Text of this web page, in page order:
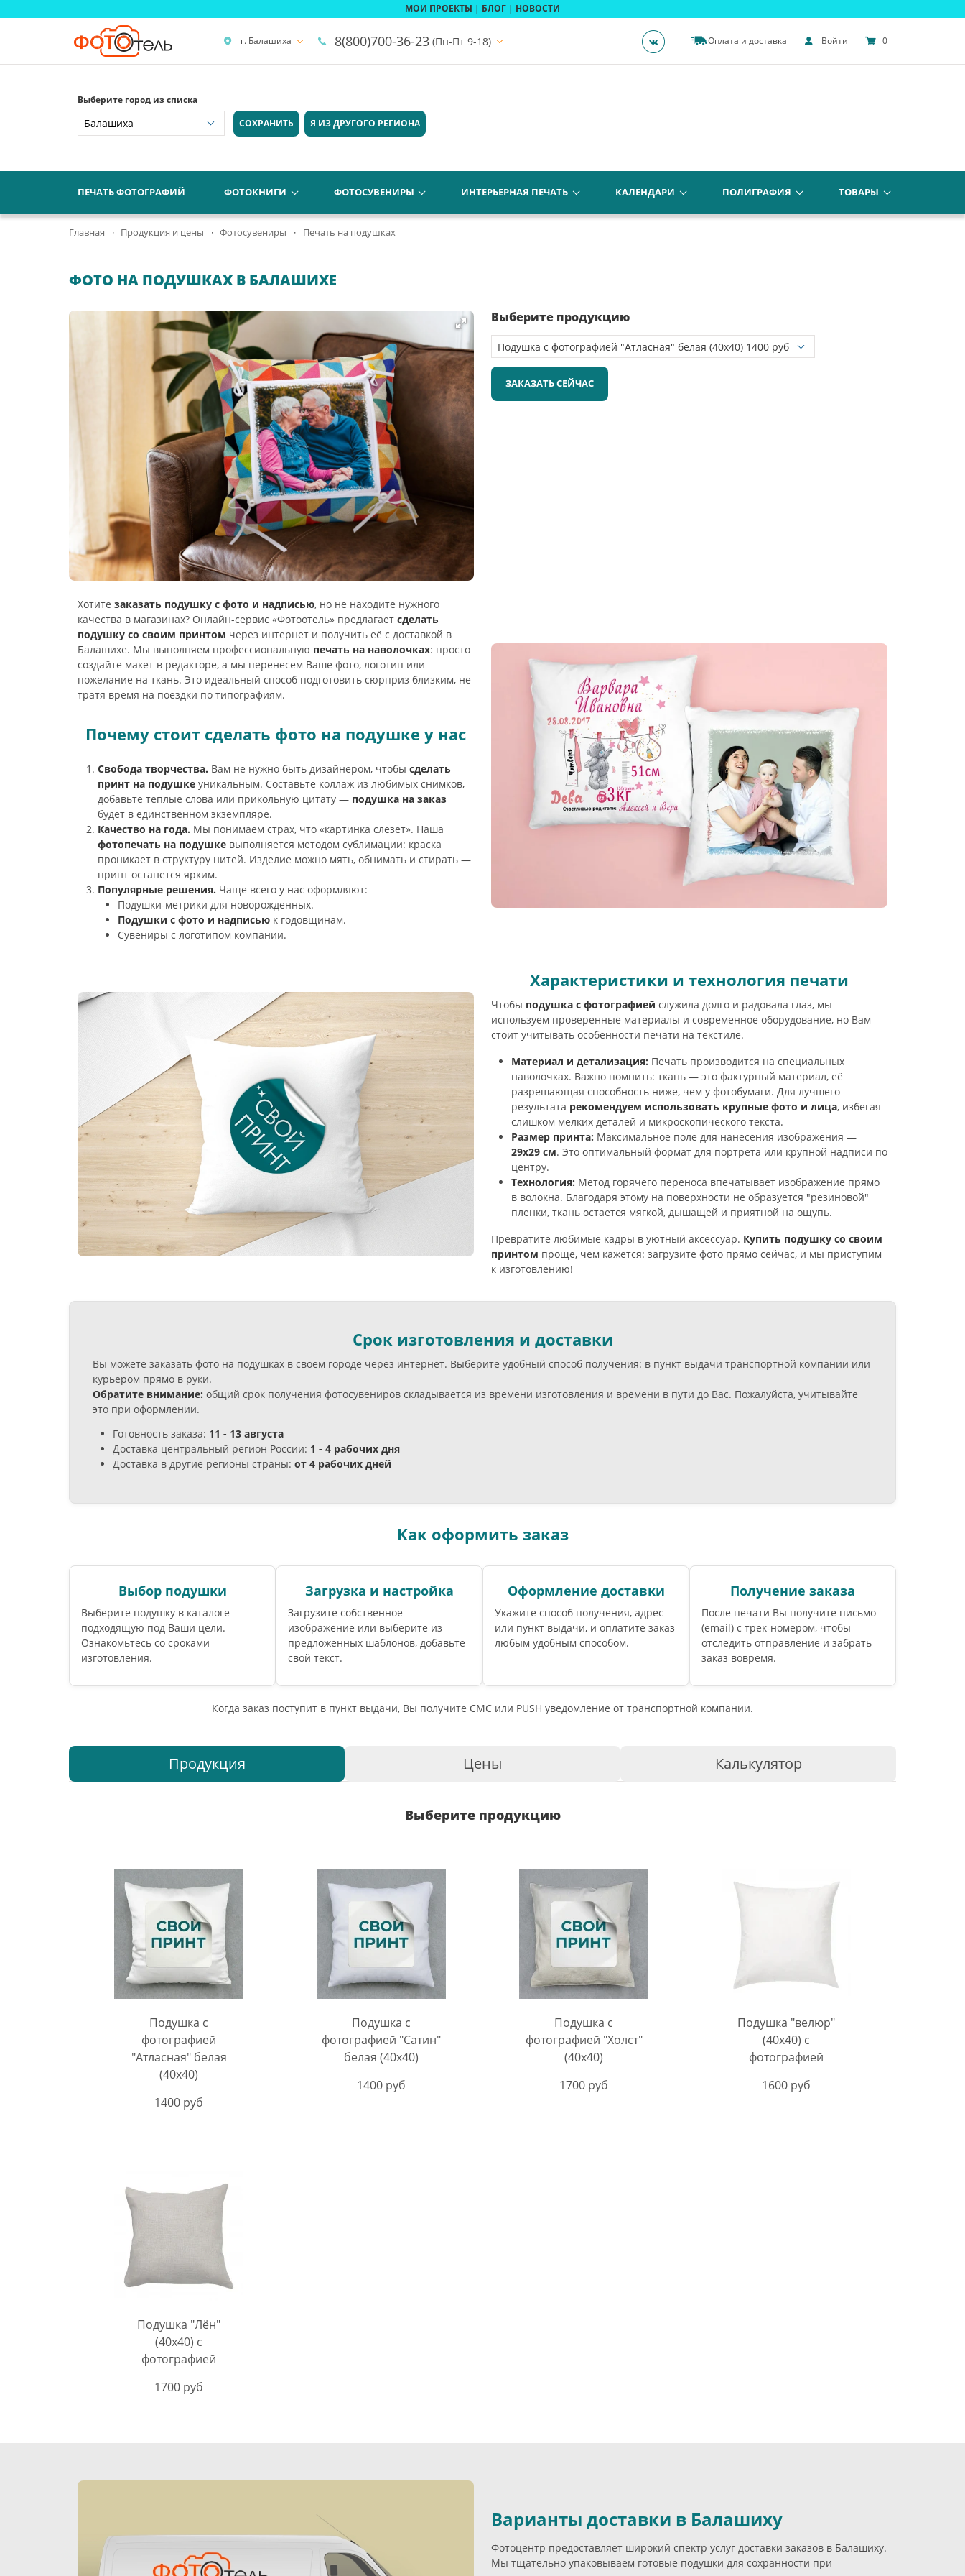
МОИ ПРОЕКТЫ | БЛОГ | НОВОСТИ
г. Балашиха 8(800)700-36-23 (Пн-Пт 9-18) Оплата и доставка Войти 0
Выберите город из списка
СОХРАНИТЬ
Я ИЗ ДРУГОГО РЕГИОНА
ПЕЧАТЬ ФОТОГРАФИЙ ФОТОКНИГИ ФОТОСУВЕНИРЫ ИНТЕРЬЕРНАЯ ПЕЧАТЬ КАЛЕНДАРИ ПОЛИГРАФИЯ ТОВАРЫ
Главная Продукция и цены Фотосувениры Печать на подушках
ФОТО НА ПОДУШКАХ В БАЛАШИХЕ
Выберите продукцию
ЗАКАЗАТЬ СЕЙЧАС
Хотите заказать подушку с фото и надписью, но не находите нужного
качества в магазинах? Онлайн-сервис «Фотоотель» предлагает сделать
подушку со своим принтом через интернет и получить её с доставкой в
Балашихе. Мы выполняем профессиональную печать на наволочках: просто
создайте макет в редакторе, а мы перенесем Ваше фото, логотип или
пожелание на ткань. Это идеальный способ подготовить сюрприз близким, не
тратя время на поездки по типографиям.
Почему стоит сделать фото на подушке у нас
Свобода творчества. Вам не нужно быть дизайнером, чтобы сделать
принт на подушке уникальным. Составьте коллаж из любимых снимков,
добавьте теплые слова или прикольную цитату — подушка на заказ
будет в единственном экземпляре.
Качество на года. Мы понимаем страх, что «картинка слезет». Наша
фотопечать на подушке выполняется методом сублимации: краска
проникает в структуру нитей. Изделие можно мять, обнимать и стирать —
принт останется ярким.
Популярные решения. Чаще всего у нас оформляют:
Подушки-метрики для новорожденных.
Подушки с фото и надписью к годовщинам.
Сувениры с логотипом компании.
Характеристики и технология печати
Чтобы подушка с фотографией служила долго и радовала глаз, мы
используем проверенные материалы и современное оборудование, но Вам
стоит учитывать особенности печати на текстиле.
Материал и детализация: Печать производится на специальных
наволочках. Важно помнить: ткань — это фактурный материал, её
разрешающая способность ниже, чем у фотобумаги. Для лучшего
результата рекомендуем использовать крупные фото и лица, избегая
слишком мелких деталей и микроскопического текста.
Размер принта: Максимальное поле для нанесения изображения —
29х29 см. Это оптимальный формат для портрета или крупной надписи по
центру.
Технология: Метод горячего переноса впечатывает изображение прямо
в волокна. Благодаря этому на поверхности не образуется "резиновой"
пленки, ткань остается мягкой, дышащей и приятной на ощупь.
Превратите любимые кадры в уютный аксессуар. Купить подушку со своим
принтом проще, чем кажется: загрузите фото прямо сейчас, и мы приступим
к изготовлению!
Срок изготовления и доставки
Вы можете заказать фото на подушках в своём городе через интернет. Выберите удобный способ получения: в пункт выдачи транспортной компании или
курьером прямо в руки.
Обратите внимание: общий срок получения фотосувениров складывается из времени изготовления и времени в пути до Вас. Пожалуйста, учитывайте
это при оформлении.
Готовность заказа: 11 - 13 августа
Доставка центральный регион России: 1 - 4 рабочих дня
Доставка в другие регионы страны: от 4 рабочих дней
Как оформить заказ
Выбор подушки
Выберите подушку в каталоге
подходящую под Ваши цели.
Ознакомьтесь со сроками
изготовления.
Загрузка и настройка
Загрузите собственное
изображение или выберите из
предложенных шаблонов, добавьте
свой текст.
Оформление доставки
Укажите способ получения, адрес
или пункт выдачи, и оплатите заказ
любым удобным способом.
Получение заказа
После печати Вы получите письмо
(email) c трек-номером, чтобы
отследить отправление и забрать
заказ вовремя.
Когда заказ поступит в пункт выдачи, Вы получите СМС или PUSH уведомление от транспортной компании.
Продукция Цены Калькулятор
Выберите продукцию
Подушка с
фотографией
"Атласная" белая
(40х40)
1400 руб
Подушка с
фотографией "Сатин"
белая (40х40)
1400 руб
Подушка с
фотографией "Холст"
(40х40)
1700 руб
Подушка "велюр"
(40х40) с
фотографией
1600 руб
Подушка "Лён"
(40х40) с
фотографией
1700 руб
Варианты доставки в Балашиху
Фотоцентр предоставляет широкий спектр услуг доставки заказов в Балашиху.
Мы тщательно упаковываем готовые подушки для сохранности при